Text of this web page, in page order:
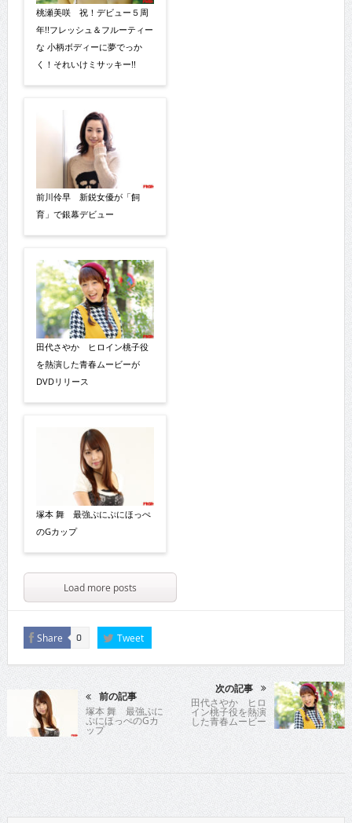
桃瀬美咲 祝！デビュー５周
年!!フレッシュ＆フルーティー
な 小柄ボディーに夢でっか
く！それいけミサッキー!!
前川伶早 新鋭女優が「飼
育」で銀幕デビュー
田代さやか ヒロイン桃子役
を熱演した青春ムービーが
DVDリリース
塚本 舞 最強ぷにぷにほっぺ
のGカップ
Load more posts
Share 0 Tweet
前の記事
塚本 舞 最強ぷに
ぷにほっぺのGカ
ップ
次の記事
田代さやか ヒロ
イン桃子役を熱演
した青春ムービー
がDVDリリース